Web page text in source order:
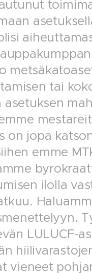
tai
asetuksen
on jopa
emme
ilolla
LULUCF-
vieneet